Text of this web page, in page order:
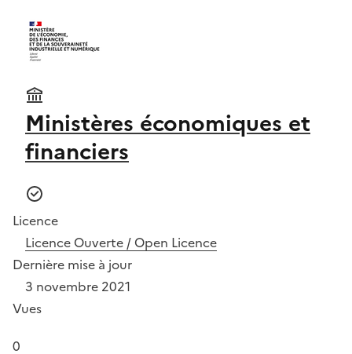
Ministères économiques et
financiers
Licence
Licence Ouverte / Open Licence
Dernière mise à jour
3 novembre 2021
Vues
0